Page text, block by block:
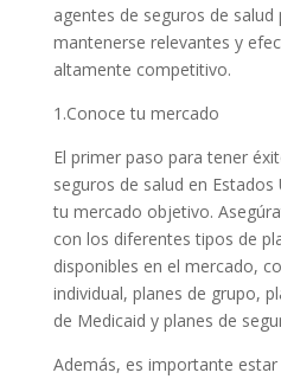
agentes de seguros de salud
mantenerse relevantes y
altamente competitivo.
1.Conoce tu mercado
El primer paso para tener
seguros de salud en
tu mercado objetivo.
con los diferentes tipos de
disponibles en el mercado,
individual, planes de grupo,
de Medicaid y planes de
Además, es importante